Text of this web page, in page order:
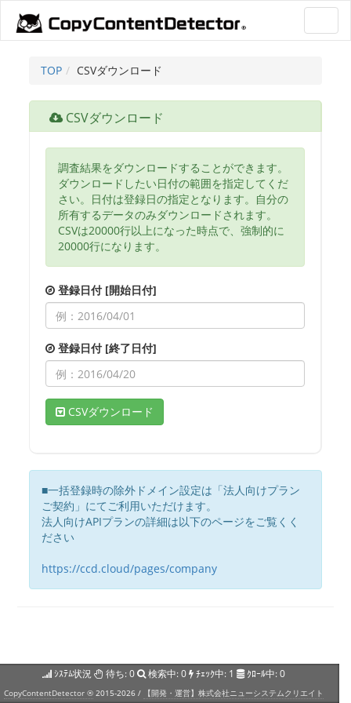
TOP CSVダウンロード
CSVダウンロード
調査結果をダウンロードすることができます。
ダウンロードしたい日付の範囲を指定してくだ
さい。日付は登録日の指定となります。自分の
所有するデータのみダウンロードされます。
CSVは20000行以上になった時点で、強制的に
20000行になります。
登録日付 [開始日付]
登録日付 [終了日付]
CSVダウンロード
■一括登録時の除外ドメイン設定は「法人向けプラン
ご契約」にてご利用いただけます。
法人向けAPIプランの詳細は以下のページをご覧くく
ださい
https://ccd.cloud/pages/company
ｼｽﾃﾑ状況 待ち:0 検索中:0 ﾁｪｯｸ中: 1 ｸﾛｰﾙ中:0
CopyContentDetector ® 2015-2026 / 【開発・運営】株式会社ニューシステムクリエイト